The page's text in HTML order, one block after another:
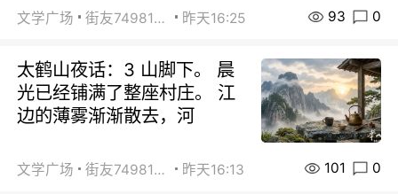
文学广场 街友74981146 昨天16:25 93 0
太鹤山夜话：3 山脚下。 晨
光已经铺满了整座村庄。 江
边的薄雾渐渐散去，河
文学广场 街友74981146 昨天16:13 101 0